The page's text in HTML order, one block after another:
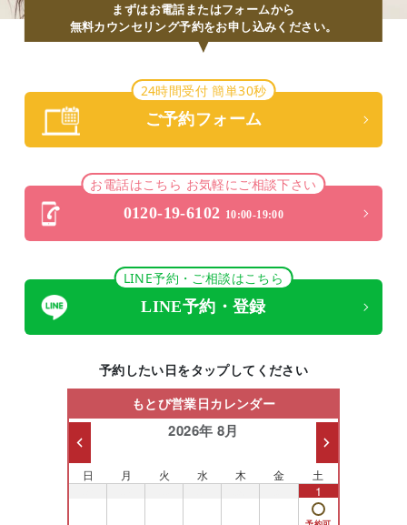
まずはお電話またはフォームから
無料カウンセリング予約をお申し込みください。
24時間受付 簡単30秒
ご予約フォーム
お電話はこちら お気軽にご相談下さい
0120-19-6102 10:00-19:00
LINE予約・ご相談はこちら
LINE予約・登録
予約したい日をタップしてください
もとび営業日カレンダー
2026年 8月
日 月 火 水 木 金 土
1